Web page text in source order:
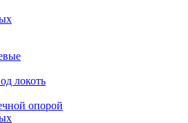
локоть
опорой